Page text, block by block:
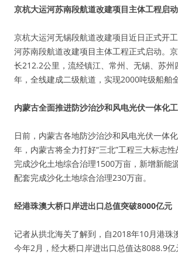
京杭大运河苏南段航道改建项目主体工程启动
京杭大运河无锡段航道改建项目近日正式开
河苏南段航道改建项目主体工程正式启动。
长212.2公里，流经镇江、常州、无锡、苏
年，全线建成二级航道，实现2000吨级船舶
内蒙古全面推进防沙治沙和风电光伏一体化
日前，内蒙古各地防沙治沙和风电光伏一体
年，内蒙古将全力打好“三北”工程三大标志
完成沙化土地综合治理1500万亩，新增新能
配套完成沙化土地综合治理230万亩。
经港珠澳大桥口岸进出口总值突破8000亿元
记者从拱北海关了解到，自2018年10月港珠
今年2月，经大桥口岸进出口总值达8088.9